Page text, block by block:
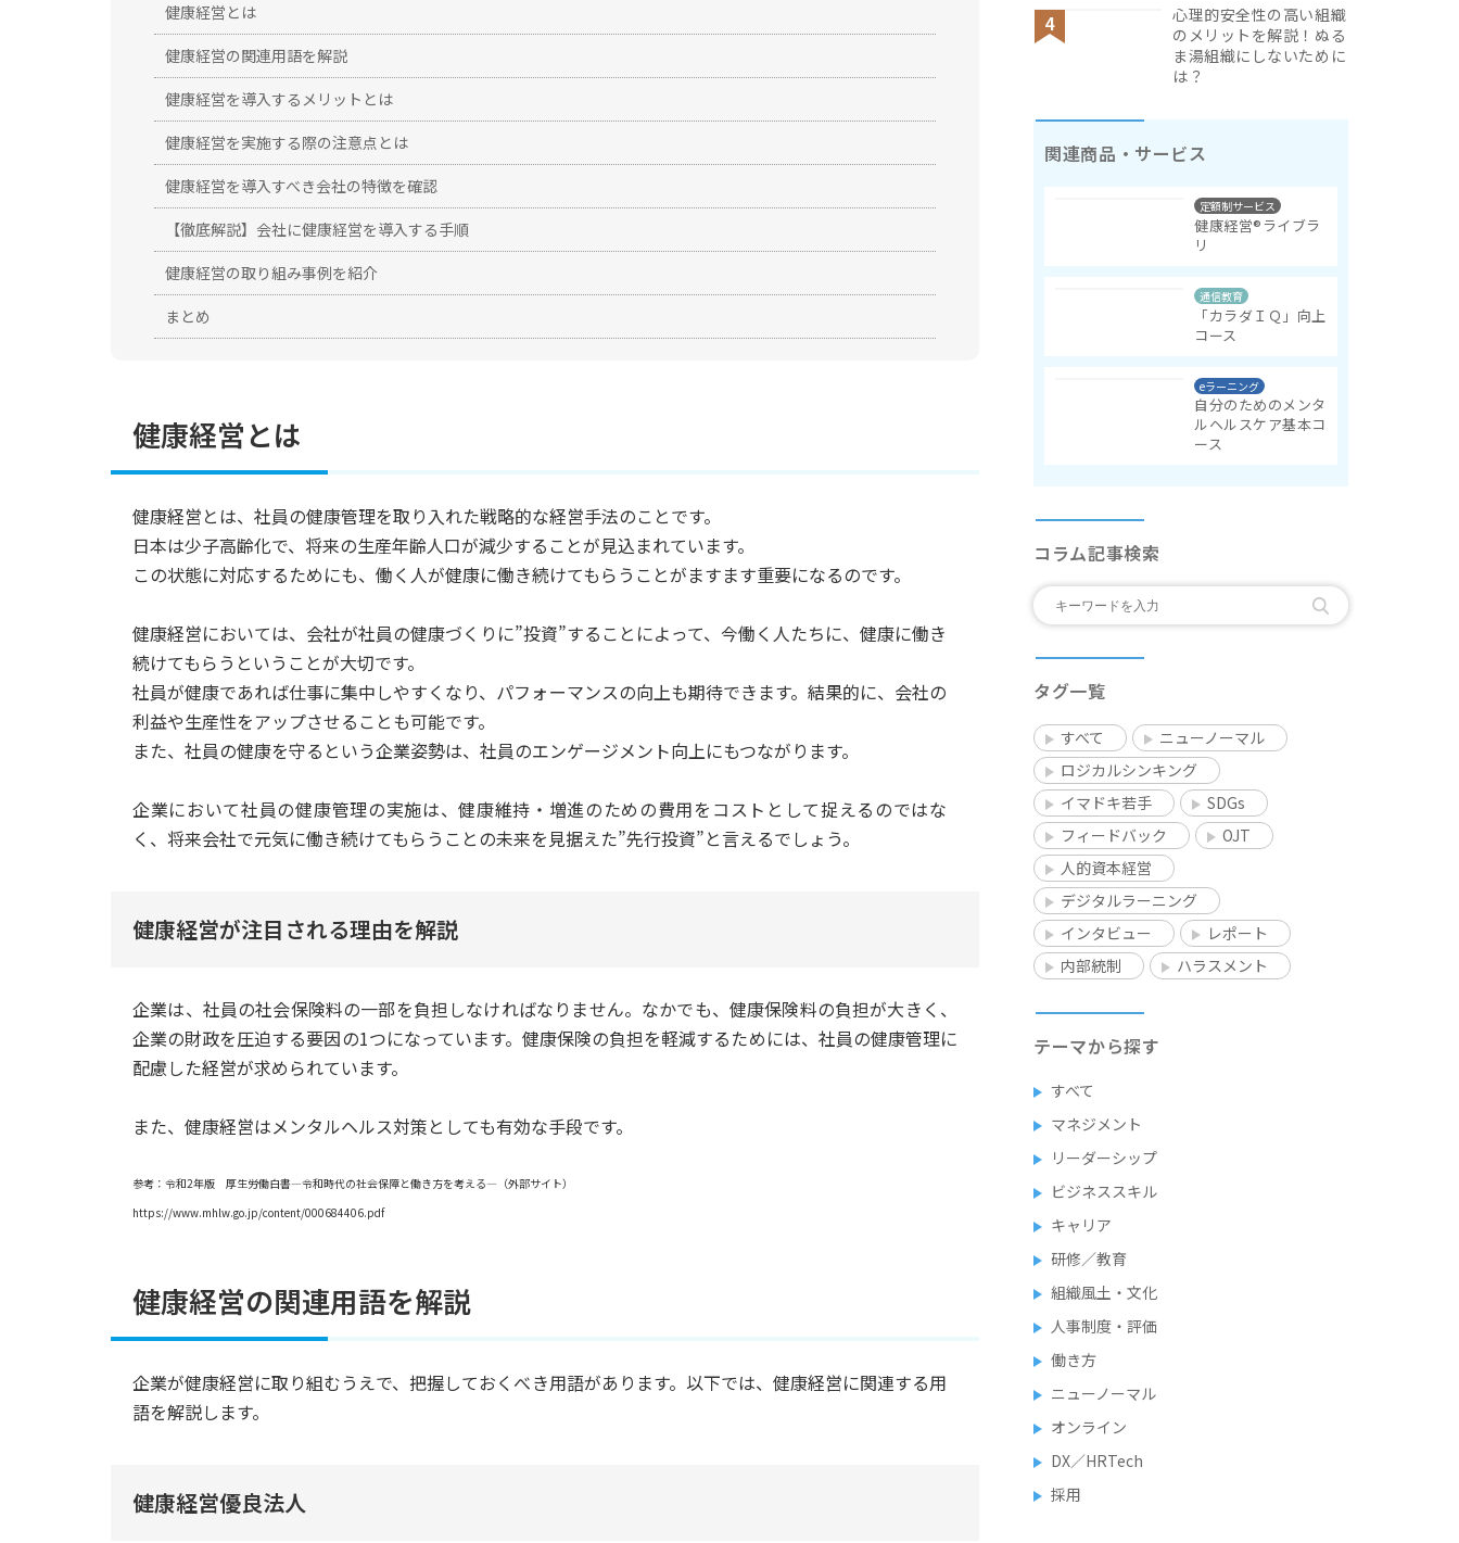
健康経営とは
健康経営の関連用語を解説
健康経営を導入するメリットとは
健康経営を実施する際の注意点とは
健康経営を導入すべき会社の特徴を確認
【徹底解説】会社に健康経営を導入する手順
健康経営の取り組み事例を紹介
まとめ
健康経営とは
健康経営とは、社員の健康管理を取り入れた戦略的な経営手法のことです。
日本は少子高齢化で、将来の生産年齢人口が減少することが見込まれています。
この状態に対応するためにも、働く人が健康に働き続けてもらうことがますます重要になるのです。
健康経営においては、会社が社員の健康づくりに”投資”することによって、今働く人たちに、健康に働き
続けてもらうということが大切です。
社員が健康であれば仕事に集中しやすくなり、パフォーマンスの向上も期待できます。結果的に、会社の
利益や生産性をアップさせることも可能です。
また、社員の健康を守るという企業姿勢は、社員のエンゲージメント向上にもつながります。
企業において社員の健康管理の実施は、健康維持・増進のための費用をコストとして捉えるのではな
く、将来会社で元気に働き続けてもらうことの未来を見据えた”先行投資”と言えるでしょう。
健康経営が注目される理由を解説
企業は、社員の社会保険料の一部を負担しなければなりません。なかでも、健康保険料の負担が大きく、
企業の財政を圧迫する要因の1つになっています。健康保険の負担を軽減するためには、社員の健康管理に
配慮した経営が求められています。
また、健康経営はメンタルヘルス対策としても有効な手段です。
参考：令和2年版 厚生労働白書―令和時代の社会保障と働き方を考える―（外部サイト）
https://www.mhlw.go.jp/content/000684406.pdf
健康経営の関連用語を解説
企業が健康経営に取り組むうえで、把握しておくべき用語があります。以下では、健康経営に関連する用
語を解説します。
健康経営優良法人
心理的安全性の高い組織
のメリットを解説！ぬる
ま湯組織にしないために
は？
関連商品・サービス
定額制サービス
健康経営®ライブラ
リ
通信教育
「カラダＩＱ」向上
コース
eラーニング
自分のためのメンタ
ルヘルスケア基本コ
ース
コラム記事検索
タグ一覧
すべて
ニューノーマル
ロジカルシンキング
イマドキ若手
SDGs
フィードバック
OJT
人的資本経営
デジタルラーニング
インタビュー
レポート
内部統制
ハラスメント
テーマから探す
すべて
マネジメント
リーダーシップ
ビジネススキル
キャリア
研修／教育
組織風土・文化
人事制度・評価
働き方
ニューノーマル
オンライン
DX／HRTech
採用